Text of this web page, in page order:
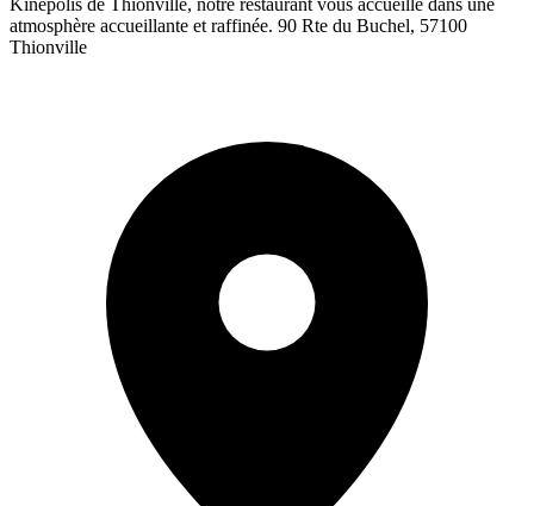
atmosphère accueillante et raffinée. 90 Rte du Buchel, 57100
Thionville